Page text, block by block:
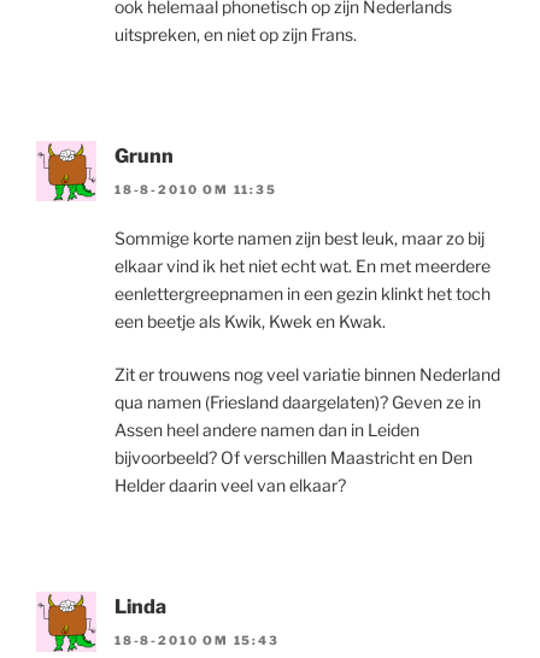
ook helemaal phonetisch op zijn Nederlands
uitspreken, en niet op zijn Frans.
Grunn
18-8-2010 OM 11:35
Sommige korte namen zijn best leuk, maar zo bij
elkaar vind ik het niet echt wat. En met meerdere
eenlettergreepnamen in een gezin klinkt het toch
een beetje als Kwik, Kwek en Kwak.
Zit er trouwens nog veel variatie binnen Nederland
qua namen (Friesland daargelaten)? Geven ze in
Assen heel andere namen dan in Leiden
bijvoorbeeld? Of verschillen Maastricht en Den
Helder daarin veel van elkaar?
Linda
18-8-2010 OM 15:43